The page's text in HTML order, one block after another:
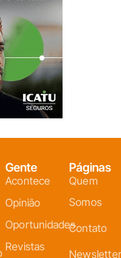
Gente
Acontece
Opinião
Oportunidades
Revistas
Páginas
Quem
Somos
Contato
Newsletter